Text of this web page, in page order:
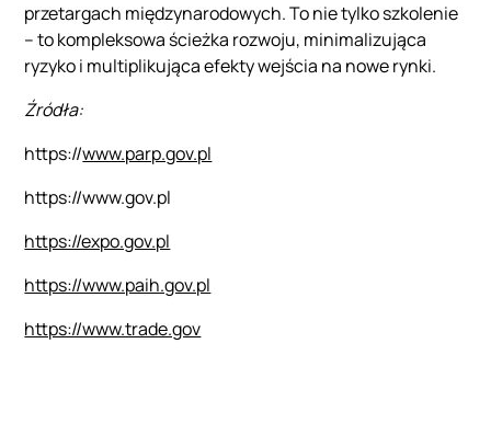
przetargach międzynarodowych. To nie tylko szkolenie
– to kompleksowa ścieżka rozwoju, minimalizująca
ryzyko i multiplikująca efekty wejścia na nowe rynki.
Źródła:
https://www.parp.gov.pl
https://www.gov.pl
https://expo.gov.pl
https://www.paih.gov.pl
https://www.trade.gov